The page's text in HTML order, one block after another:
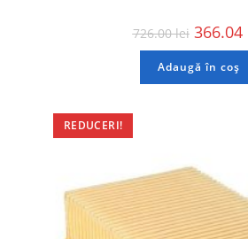
726.00lei 366.04
Adaugă în coș
REDUCERI!